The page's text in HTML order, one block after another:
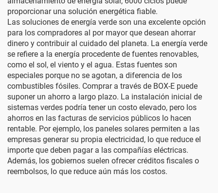
proporcionar una solución energética fiable.
Las soluciones de energía verde son una excelente opción
para los compradores al por mayor que desean ahorrar
dinero y contribuir al cuidado del planeta. La energía verde
se refiere a la energía procedente de fuentes renovables,
como el sol, el viento y el agua. Estas fuentes son
especiales porque no se agotan, a diferencia de los
combustibles fósiles. Comprar a través de BOX-E puede
suponer un ahorro a largo plazo. La instalación inicial de
sistemas verdes podría tener un costo elevado, pero los
ahorros en las facturas de servicios públicos lo hacen
rentable. Por ejemplo, los paneles solares permiten a las
empresas generar su propia electricidad, lo que reduce el
importe que deben pagar a las compañías eléctricas.
Además, los gobiernos suelen ofrecer créditos fiscales o
reembolsos, lo que reduce aún más los costos.